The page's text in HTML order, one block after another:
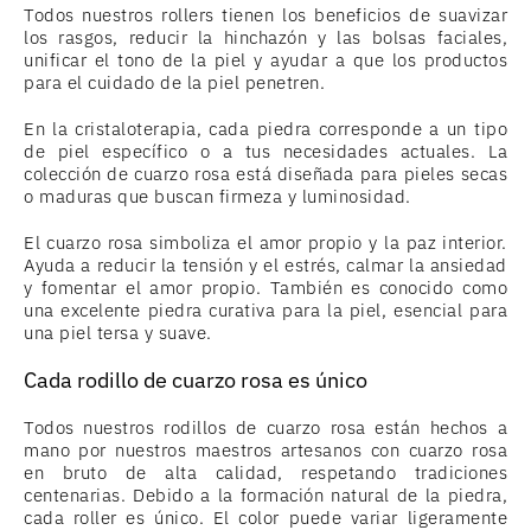
Todos nuestros rollers tienen los beneficios de suavizar
los rasgos, reducir la hinchazón y las bolsas faciales,
unificar el tono de la piel y ayudar a que los productos
para el cuidado de la piel penetren.
En la cristaloterapia, cada piedra corresponde a un tipo
de piel específico o a tus necesidades actuales. La
colección de cuarzo rosa está diseñada para pieles secas
o maduras que buscan firmeza y luminosidad.
El cuarzo rosa simboliza el amor propio y la paz interior.
Ayuda a reducir la tensión y el estrés, calmar la ansiedad
y fomentar el amor propio. También es conocido como
una excelente piedra curativa para la piel, esencial para
una piel tersa y suave.
Cada rodillo de cuarzo rosa es único
Todos nuestros rodillos de cuarzo rosa están hechos a
mano por nuestros maestros artesanos con cuarzo rosa
en bruto de alta calidad, respetando tradiciones
centenarias. Debido a la formación natural de la piedra,
cada roller es único. El color puede variar ligeramente